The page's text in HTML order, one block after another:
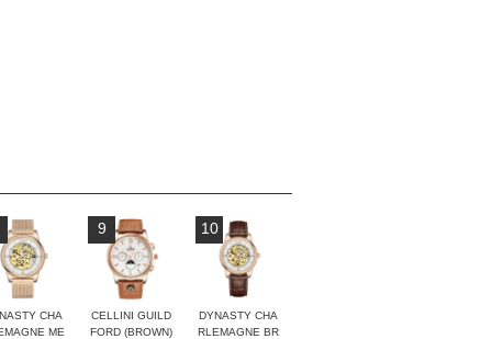
CHA
ME
9
CELLINI GUILD
FORD (BROWN)
10
DYNASTY CHA
RLEMAGNE BR